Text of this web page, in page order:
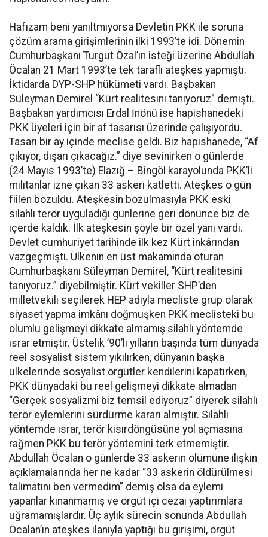
Hafızam beni yanıltmıyorsa Devletin PKK ile soruna
çözüm arama girişimlerinin ilki 1993’te idi. Dönemin
Cumhurbaşkanı Turgut Özal’ın isteği üzerine Abdullah
Öcalan 21 Mart 1993’te tek taraflı ateşkes yapmıştı.
İktidarda DYP-SHP hükümeti vardı. Başbakan
Süleyman Demirel “Kürt realitesini tanıyoruz” demişti.
Başbakan yardımcısı Erdal İnönü ise hapishanedeki
PKK üyeleri için bir af tasarısı üzerinde çalışıyordu.
Tasarı bir ay içinde meclise geldi. Biz hapishanede, “Af
çıkıyor, dışarı çıkacağız.” diye sevinirken o günlerde
(24 Mayıs 1993’te) Elazığ – Bingöl karayolunda PKK’li
militanlar izne çıkan 33 askeri katletti. Ateşkes o gün
fiilen bozuldu. Ateşkesin bozulmasıyla PKK eski
silahlı terör uyguladığı günlerine geri dönünce biz de
içerde kaldık. İlk ateşkesin şöyle bir özel yanı vardı.
Devlet cumhuriyet tarihinde ilk kez Kürt inkârından
vazgeçmişti. Ülkenin en üst makamında oturan
Cumhurbaşkanı Süleyman Demirel, “Kürt realitesini
tanıyoruz.” diyebilmiştir. Kürt vekiller SHP’den
milletvekili seçilerek HEP adıyla mecliste grup olarak
siyaset yapma imkânı doğmuşken PKK meclisteki bu
olumlu gelişmeyi dikkate almamış silahlı yöntemde
ısrar etmiştir. Üstelik ’90’lı yılların başında tüm dünyada
reel sosyalist sistem yıkılırken, dünyanın başka
ülkelerinde sosyalist örgütler kendilerini kapatırken,
PKK dünyadaki bu reel gelişmeyi dikkate almadan
“Gerçek sosyalizmi biz temsil ediyoruz” diyerek silahlı
terör eylemlerini sürdürme kararı almıştır. Silahlı
yöntemde ısrar, terör kısırdöngüsüne yol açmasına
rağmen PKK bu terör yöntemini terk etmemiştir.
Abdullah Öcalan o günlerde 33 askerin ölümüne ilişkin
açıklamalarında her ne kadar “33 askerin öldürülmesi
talimatını ben vermedim” demiş olsa da eylemi
yapanlar kınanmamış ve örgüt içi cezai yaptırımlara
uğramamışlardır. Üç aylık sürecin sonunda Abdullah
Öcalan’ın ateşkes ilanıyla yaptığı bu girişimi, örgüt